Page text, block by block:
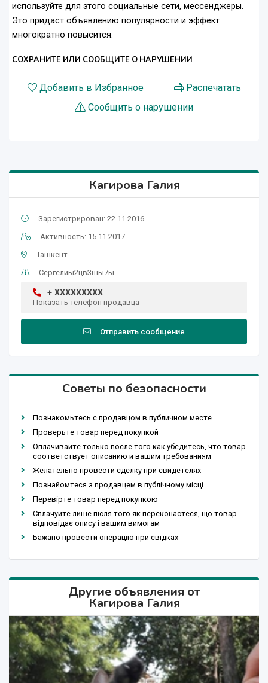
используйте для этого социальные сети, мессенджеры.
Это придаст объявлению популярности и эффект
многократно повысится.
СОХРАНИТЕ ИЛИ СООБЩИТЕ О НАРУШЕНИИ
Добавить в Избранное
Распечатать
Сообщить о нарушении
Кагирова Галия
Зарегистрирован: 22.11.2016
Активность: 15.11.2017
Ташкент
Сергелиы2цв3шы7ы
+ XXXXXXXXX
Показать телефон продавца
Отправить сообщение
Советы по безопасности
Познакомьтесь с продавцом в публичном месте
Проверьте товар перед покупкой
Оплачивайте только после того как убедитесь, что товар
соответствует описанию и вашим требованиям
Желательно провести сделку при свидетелях
Познайомтеся з продавцем в публічному місці
Перевірте товар перед покупкою
Сплачуйте лише після того як переконаєтеся, що товар
відповідає опису і вашим вимогам
Бажано провести операцію при свідках
Другие объявления от
Кагирова Галия